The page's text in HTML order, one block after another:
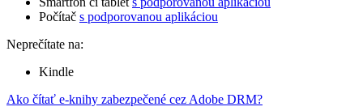
Počítač s podporovanou aplikáciou
Neprečítate na:
Kindle
Ako čítať e-knihy zabezpečené cez Adobe DRM?